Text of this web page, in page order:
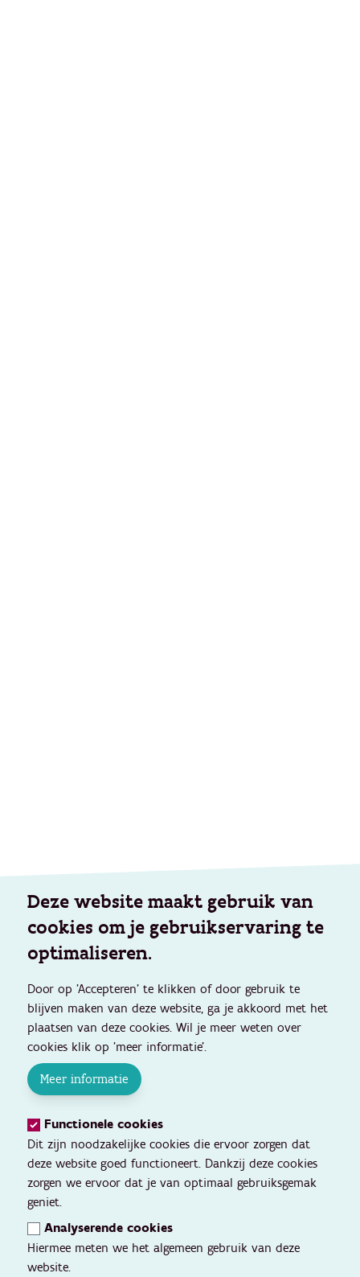
Deze website maakt gebruik van
cookies om je gebruikservaring te
optimaliseren.
Door op 'Accepteren' te klikken of door gebruik te
blijven maken van deze website, ga je akkoord met het
plaatsen van deze cookies. Wil je meer weten over
cookies klik op 'meer informatie'.
Meer informatie
Functionele cookies
Dit zijn noodzakelijke cookies die ervoor zorgen dat
deze website goed functioneert. Dankzij deze cookies
zorgen we ervoor dat je van optimaal gebruiksgemak
geniet.
Analyserende cookies
Hiermee meten we het algemeen gebruik van deze
website.